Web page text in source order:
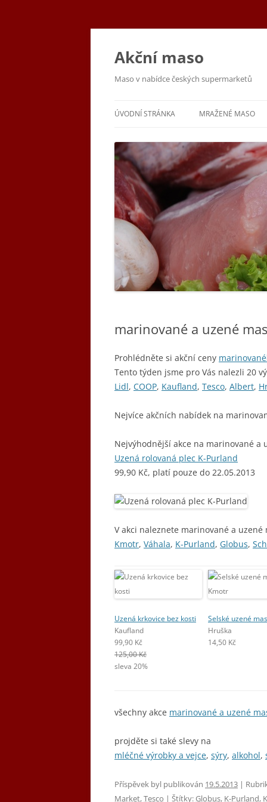
Přejít
obsahu
webu
Akční maso
Maso v nabídce českých supermarketů
ÚVODNÍ STRÁNKA MRAŽENÉ MASO
marinované a uzené
Prohlédněte si akční ceny
Tento týden jsme pro Vás nalezli 20
Lidl, COOP, Kaufland, Tesco, Albert,
Nejvíce akčních nabídek na
Nejvýhodnější akce na marinované a
Uzená rolovaná plec K-Purland
99,90 Kč, platí pouze do 22.05.2013
V akci naleznete marinované a uzené
Kmotr, Váhala, K-Purland, Globus,
Uzená krkovice bez kosti
Kaufland
99,90 Kč
125,00 Kč
sleva 20%
Selské uzené
Hruška
14,50 Kč
všechny akce marinované a uzené
projděte si také slevy na
mléčné výrobky a vejce, sýry, alkohol,
Příspěvek byl publikován 19.5.2013 |
Market,Tesco | Štítky:Globus, K-Purland,